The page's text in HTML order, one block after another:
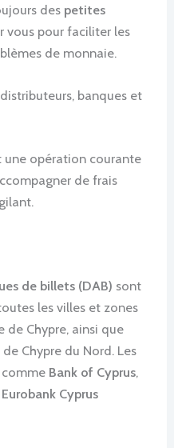
des petites
vous pour faciliter les
de monnaie.
banques et
une opération courante
de frais
de billets (DAB) sont
les villes et zones
de Chypre, ainsi que
Chypre du Nord. Les
Bank of Cyprus,
Eurobank Cyprus